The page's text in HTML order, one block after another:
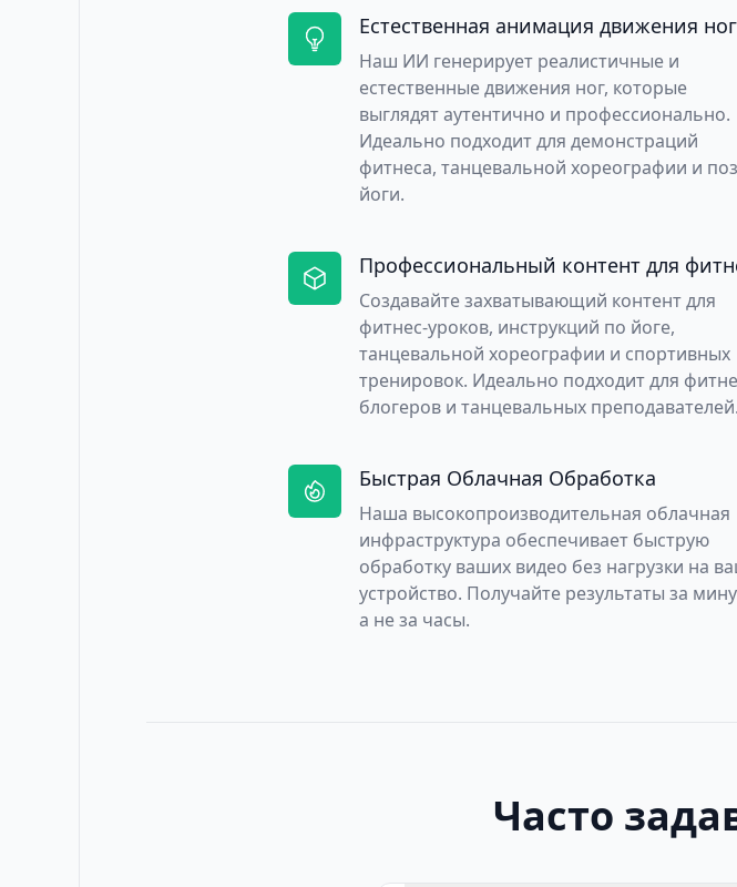
Естественная анимация движения ног
Наш ИИ генерирует реалистичные и
естественные движения ног, которые
выглядят аутентично и профессионально.
Идеально подходит для демонстраций
фитнеса, танцевальной хореографии и поз
йоги.
Профессиональный контент для
Создавайте захватывающий контент для
фитнес-уроков, инструкций по йоге,
танцевальной хореографии и спортивных
тренировок. Идеально подходит для
блогеров и танцевальных преподавателей.
Быстрая Облачная Обработка
Наша высокопроизводительная облачная
инфраструктура обеспечивает быструю
обработку ваших видео без нагрузки на
устройство. Получайте результаты за
а не за часы.
Часто